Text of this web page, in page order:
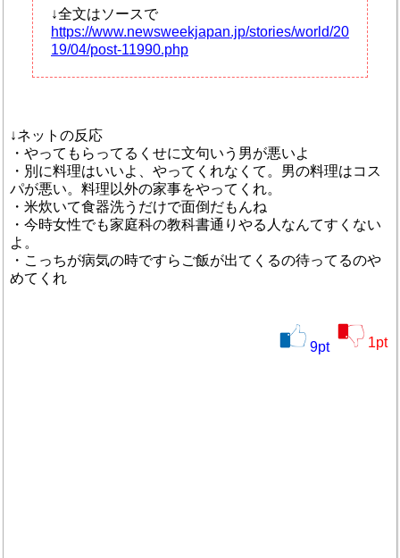
↓全文はソースで
https://www.newsweekjapan.jp/stories/world/20
19/04/post-11990.php
↓ネットの反応
・やってもらってるくせに文句いう男が悪いよ
・別に料理はいいよ、やってくれなくて。男の料理はコス
パが悪い。料理以外の家事をやってくれ。
・米炊いて食器洗うだけで面倒だもんね
・今時女性でも家庭科の教科書通りやる人なんてすくない
よ。
・こっちが病気の時ですらご飯が出てくるの待ってるのや
めてくれ
9pt 1pt